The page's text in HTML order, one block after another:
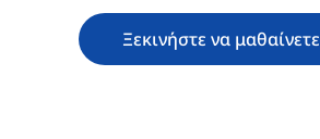
Ξεκινήστε να μαθαίνετε